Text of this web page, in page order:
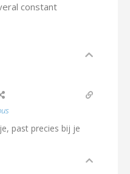
constant
past precies bij je